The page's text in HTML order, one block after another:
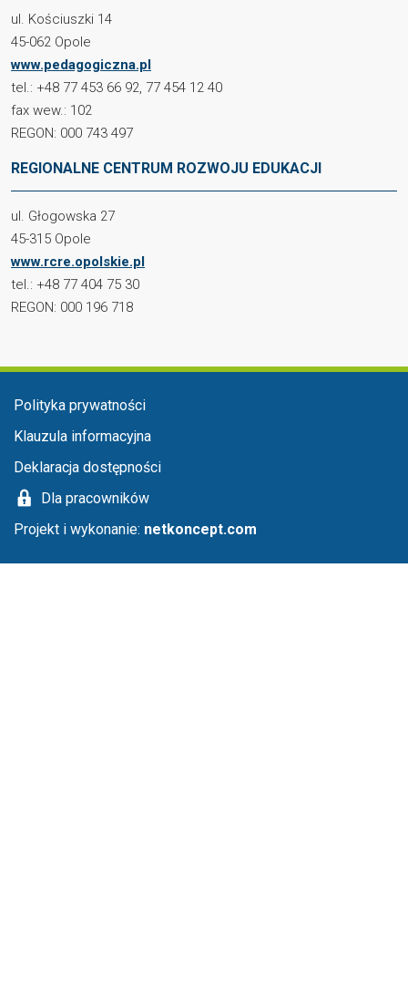
ul. Kościuszki 14
45-062 Opole
www.pedagogiczna.pl
tel.: +48 77 453 66 92, 77 454 12 40
fax wew.: 102
REGON: 000 743 497
REGIONALNE CENTRUM ROZWOJU EDUKACJI
ul. Głogowska 27
45-315 Opole
www.rcre.opolskie.pl
tel.: +48 77 404 75 30
REGON: 000 196 718
Menu stopka
Polityka prywatności
Klauzula informacyjna
Deklaracja dostępności
Dla pracowników
Projekt i wykonanie: netkoncept.com